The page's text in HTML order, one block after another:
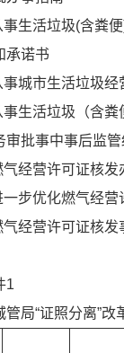
事生活垃圾(含粪
承诺书
事城市生活垃圾
事生活垃圾（含
审批事中事后监管
气经营许可证核发
一步优化燃气经
气经营许可证核发
1
管局“证照分离”